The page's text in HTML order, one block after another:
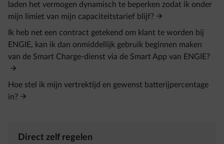
laden het vermogen dynamisch te beperken zodat ik onder
mijn limiet van mijn capaciteitstarief blijf?
Ik heb net een contract getekend om klant te worden bij
ENGIE, kan ik dan onmiddellijk gebruik beginnen maken
van de Smart Charge-dienst via de Smart App van ENGIE?
Hoe stel ik mijn vertrektijd en gewenst batterijpercentage
in?
Direct zelf regelen